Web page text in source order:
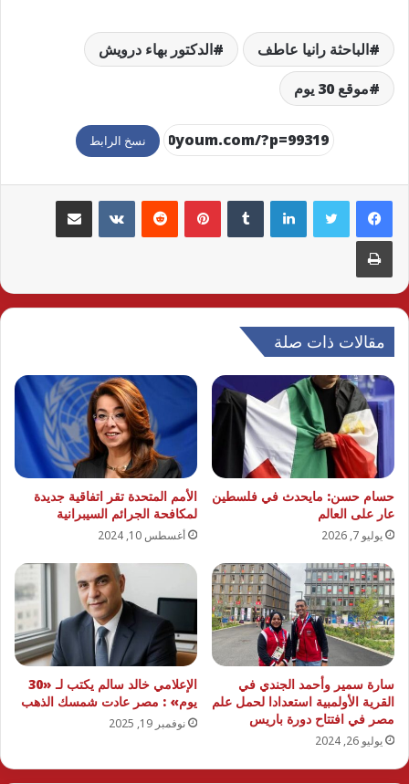
الباحثة رانيا عاطف
الدكتور بهاء درويش
موقع 30 يوم
نسخ الرابط
لينكدإن بينتيريست مشاركة عبر البريد
طباعة
مقالات ذات صلة
حسام حسن: مايحدث في فلسطين
عار على العالم
يوليو 7, 2026
الأمم المتحدة تقر اتفاقية جديدة
لمكافحة الجرائم السيبرانية
أغسطس 10, 2024
سارة سمير وأحمد الجندي في
القرية الأولمبية استعدادا لحمل علم
مصر في افتتاح دورة باريس
يوليو 26, 2024
الإعلامي خالد سالم يكتب لـ «30
يوم» : مصر عادت شمسك الذهب
نوفمبر 19, 2025